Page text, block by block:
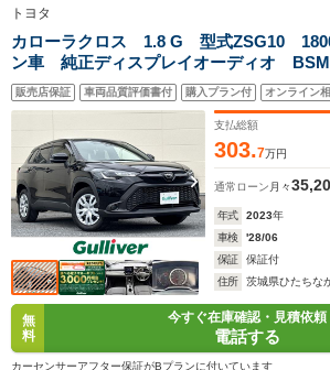
ヒーター 前ドラレコ
ステアリングヒーター
両側パワスラ LEDヘ
ッドライト
ンジンスタート
ン/キーレススタ
システム
トヨタ
カローラクロス 1.8 G 型式ZSG10
ン車 純正ディスプレイオーディオ
ルインナーミラー バックカメラ LED
ークルコン 電動パーキング スペアタ
販売店保証 車両品質評価書付 購入プラン付 オンライン
支払総額
303.7万円
通常ローン 月々
年式 2023年
車検
'28/06
保証
保証付
住所
茨城県ひたちな
無
料
今すぐ在庫確認・見積依頼
電話する
カーセンサーアフター保証がBプランに付いています